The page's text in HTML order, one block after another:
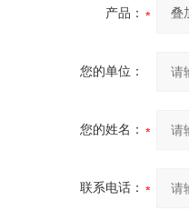
产品：
您的单位：
您的姓名：
联系电话：